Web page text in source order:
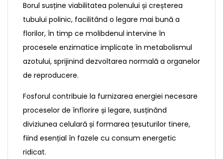
Borul susține viabilitatea polenului și creșterea
tubului polinic, facilitând o legare mai bună a
florilor, în timp ce molibdenul intervine în
procesele enzimatice implicate în metabolismul
azotului, sprijinind dezvoltarea normală a organelor
de reproducere.
Fosforul contribuie la furnizarea energiei necesare
proceselor de înflorire și legare, susținând
diviziunea celulară și formarea țesuturilor tinere,
fiind esențial în fazele cu consum energetic
ridicat.